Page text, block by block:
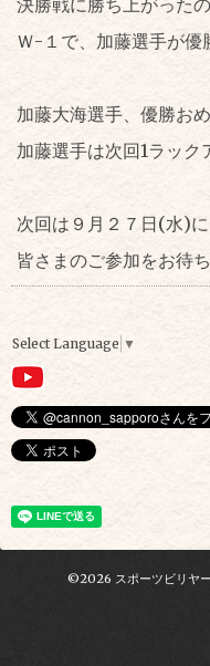
Ｗ-１で、加藤選手が優
加藤大海選手、優勝お
加藤選手は次回1ラック
次回は９月２７日(水)
皆さまのご参加をお待
Select Language ▼
©2026 スポーツビリヤ